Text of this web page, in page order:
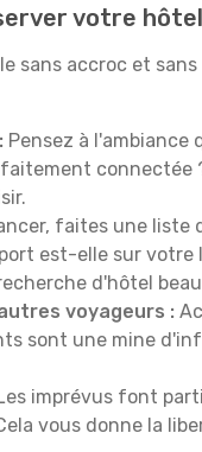
votre
sans accroc et
Pensez à
faites une liste
est-elle sur
d'hôtel
voyageurs :
sont une mine
imprévus font
vous donne la